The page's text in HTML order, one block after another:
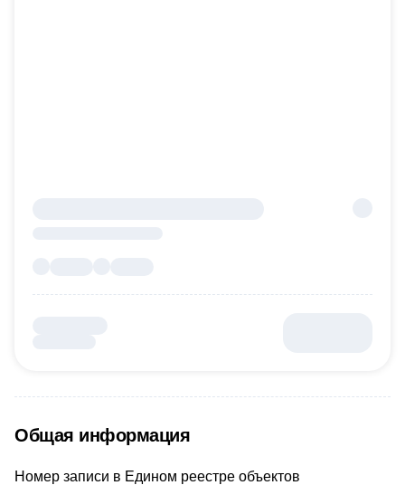
Общая информация
Номер записи в Едином реестре объектов